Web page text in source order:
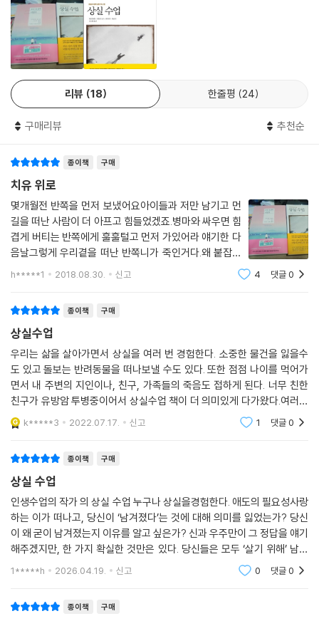
사랑하는 이를 떠나보내야 하는 상실의 현실은 깊은 정신적 충격과 절망을
가져온다. 이 책은 수십 년간 호스피스 운동 및 죽음을 연구해 온 이력과 경
험으로 ‘철저한 실제 사례를 통해 상실의 고통을 극복해가는 치유의 방
법’을 상세히 보여주며 정신적인 위로 및 현실적인 도움을 준다. 남겨진 이
들의 슬픔과 허무를 통틀어 ‘상실’로 일컬으며 ‘상실’의 깊은 상처를 어떻게
바라보고 극복해가야 하는지를 생생한 경험자들의 사례와 정신의학, 죽음
게 깊은 공감과 나아갈 방향을 제시하고 있다. 또한 〈상실 수업〉은 사랑하
치료서로서 정신적, 심리적, 물질적 여러 상실을 겪고 있는 많은 이들에게
공감과 치유의 메시지를 전한다.
〈상실 수업〉은 사랑하는 이를 떠나보내 슬픔에 잠긴 이들에게 마음으로 전
해주는 위로와 상실 후 맞닥뜨리는 현실의 구체적인 모습, 재난, 외상후 스
트레스 장애 등 다양한 사례를 통해 상실을 극복하고 상실과 함께 살아가
는 법을 제시한다
〈상실 수업〉은 상실이 충격과 고통과 눈물만으로 설명되는 것이 아님을 다
각도로 보여주면서 상실 후 겪게 되는 부정, 분노, 죄책감, 죄의식, 타협, 절
망, 수용 등의 단계적인 심리와 복잡한 감정 상태를 상세히 짚어주고 있다.
상실의 원인 또한 암이나 심장마비, 뇌출혈, 희귀병을 포함한 질병뿐 아니
라 사고, 범죄, 테러, 자살, 자연재해, 재난, 전사, 알츠하이머 등 다양한 사
례들을 담고 있다.
특히 재난으로 사랑하는 가족을 잃은 이들은 심각한 정신적 쇼크 상태에
난들은 대형 사상과 인명 피해 그리고 광범위한 파괴 흔적을 남긴다. 재난
에 대한 집단적 슬픔과 분노는 유사한 상실을 겪은 낯선 사람과 유대관계
를 맺게 해준다. 생존자들은 슬픔과 애통함 속에서 오직 자신만이 이 낯선,
원치 않는 세상에 남겨졌다고 느낀다. 만일 재난이 인위적이고 고의적으로
야기되었다면 사랑한 이를 무모하게 죽인 범죄자들에게 저주를 퍼붓기에
슬픔 안에는 격렬한 분노가 꽂힌다. 개인과 사회의 슬픔이 하나로 결합된
다. 인간 경험의 정상적인 영역을 벗어난 충격적이고 고통스런 사건으로
인해 외상후 스트레스 장애(PTSD)를 겪는데, PTSD는 정신적 쇼크로 극
로 정상적인 삶이 불가능해지므로 전문적인 치료가 필요하다.
리뷰 18 한줄평 24
구매리뷰 추천순
종이책 구매
치유 위로
몇개월전 반쪽을 먼저 보냈어요아이들과 저만 남기고 먼
길을 떠난 사람이 더 아프고 힘들었겠죠.병마와 싸우면 힘
겹게 버티는 반쪽에게 훌훌털고 먼저 가있어라 얘기한 다
음날그렇게 우리곁을 떠난 반쪽니가 죽인거다.왜 붙잡지
않았느냐..욕 도 참 많이듣고남은사람은 살아야지시간이
h*****1 2018.08.30. 신고 4 댓글0
종이책 구매
상실수업
우리는 삶을 살아가면서 상실을 여러 번 경험한다. 소중한 물건을 잃을수
도 있고 돌보는 반려동물을 떠나보낼 수도 있다. 또한 점점 나이를 먹어가
면서 내 주변의 지인이나, 친구, 가족들의 죽음도 접하게 된다. 너무 친한
친구가 유방암 투병중이어서 상실수업 책이 더 의미있게 다가왔다.여러가
지 책을 통해서 상실과 애도의 5단계인 부정, 분노, 타협, 절망, 수용을 집
했는데 이 책에
k*****3 2022.07.17. 신고 1 댓글0
종이책 구매
상실 수업
인생수업의 작가 의 상실 수업 누구나 상실을경험한다. 애도의 필요성사랑
하는 이가 떠나고, 당신이 ‘남겨졌다’는 것에 대해 의미를 잃었는가? 당신
이 왜 굳이 남겨졌는지 이유를 알고 싶은가? 신과 우주만이 그 정답을 얘기
해주겠지만, 한 가지 확실한 것만은 있다. 당신들은 모두 ‘살기 위해’ 남겨
졌다는 사실이다.
1*****h 2026.04.19. 신고 0 댓글0
종이책 구매